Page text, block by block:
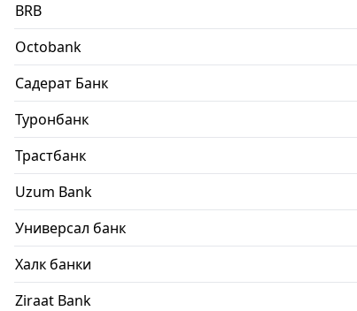
BRB
Octobank
Садерат Банк
Туронбанк
Трастбанк
Uzum Bank
Универсал банк
Халк банки
Ziraat Bank